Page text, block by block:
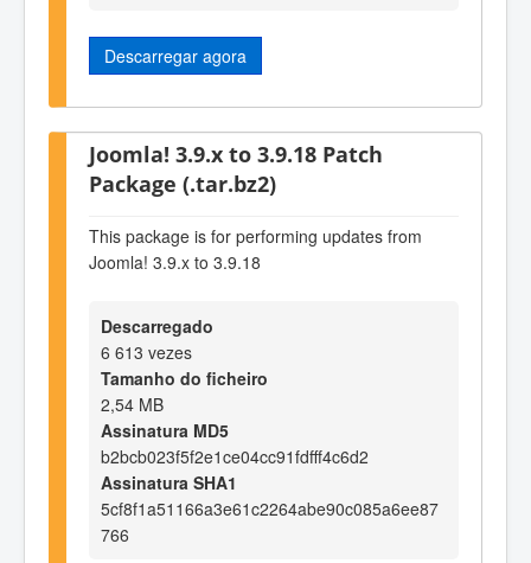
Descarregar agora
Joomla! 3.9.x to 3.9.18 Patch
Package (.tar.bz2)
This package is for performing updates from
Joomla! 3.9.x to 3.9.18
Descarregado
6 613 vezes
Tamanho do ficheiro
2,54 MB
Assinatura MD5
b2bcb023f5f2e1ce04cc91fdfff4c6d2
Assinatura SHA1
5cf8f1a51166a3e61c2264abe90c085a6ee87
766